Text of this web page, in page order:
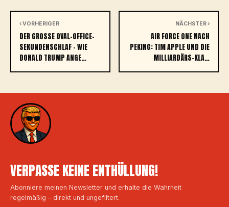
‹ VORHERIGER
DER GROSSE OVAL-OFFICE-S
EKUNDENSCHLAF – WIE D
ONALD TRUMP ANGE…
NÄCHSTER ›
AIR FORCE ONE NACH
PEKING: TIM APPLE UND DIE
MILLIARDÄRS-KLA…
VERPASSE KEINE ENTHÜLLUNG!
Abonniere meinen Newsletter und erhalte die Wahrheit
regelmäßig – direkt und ungefiltert.